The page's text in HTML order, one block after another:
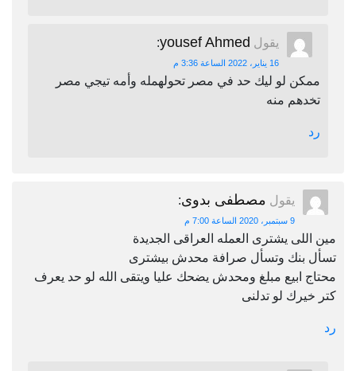
يقول yousef Ahmed
:
16 يناير، 2022 الساعة 3:36 م
ممكن لو ليك حد في مصر تحولهمله وأمه تيجي مصر
تخدهم منه
رد
يقول مصطفى بدوى:
9 سبتمبر، 2020 الساعة 7:00 م
مين اللى يشترى العمله العراقى الجديدة
تسأل بنك وتسأل صرافة محدش بيشترى
محتاج ابيع مبلغ ومحدش يضحك عليا ويتقى الله لو حد يعرف
كتر خيرك لو تدلنى
رد